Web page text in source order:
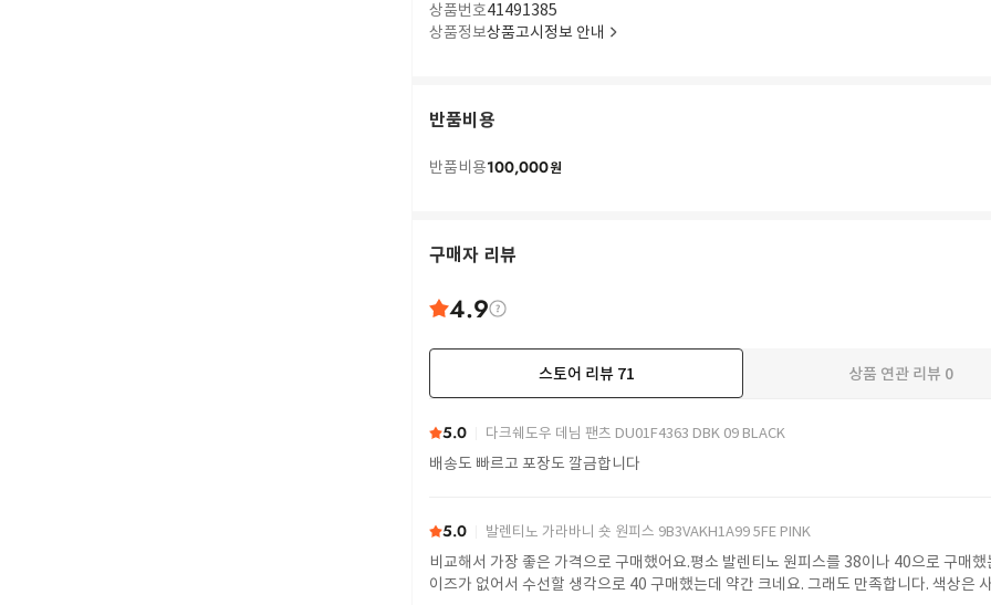
상품번호41491385
상품정보상품고시정보 안내
반품비용
반품비용100,000원
구매자 리뷰
4.9
스토어 리뷰 71 상품 연관 리뷰 0
5.0 다크쉐도우 데님 팬츠 DU01F4363 DBK 09 BLACK
배송도 빠르고 포장도 깔금합니다
5.0 발렌티노 가라바니 숏 원피스 9B3VAKH1A99 5FE PINK
비교해서 가장 좋은 가격으로 구매했어요.평소 발렌티노 원피스를 38이나 40으로 구매
이즈가 없어서 수선할 생각으로 40 구매했는데 약간 크네요. 그래도 만족합니다. 색상은